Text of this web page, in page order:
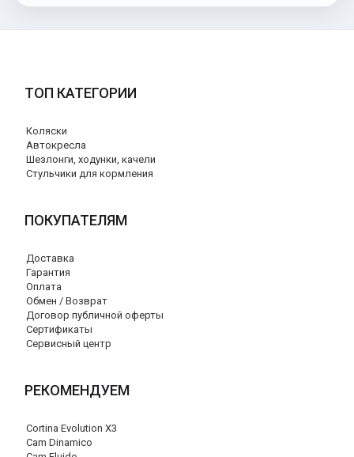
ТОП КАТЕГОРИИ
Коляски
Автокресла
Шезлонги, ходунки, качели
Стульчики для кормления
ПОКУПАТЕЛЯМ
Доставка
Гарантия
Оплата
Обмен / Возврат
Договор публичной оферты
Сертификаты
Сервисный центр
РЕКОМЕНДУЕМ
Cortina Evolution X3
Cam Dinamico